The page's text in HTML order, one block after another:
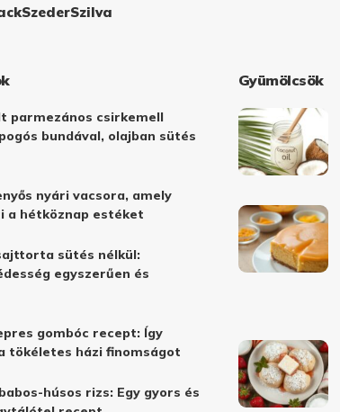
SzederSzilva
parmezános csirkemell
bundával, olajban sütés
nyári vacsora, amely
a hétköznap estéket
sütés nélkül:
egyszerűen és
gombóc recept: Így
tökéletes házi finomságot
húsos rizs: Egy gyors és
Gyümölcsök